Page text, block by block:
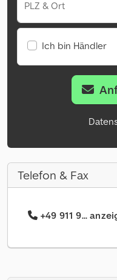
PLZ & Ort
Ich bin Händler
Telefon & Fax
+49 911 9...